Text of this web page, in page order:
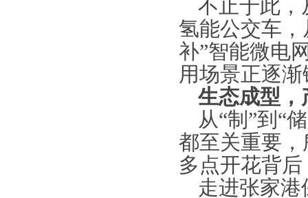
不止于此，
氢能公交车
补”智能微电
用场景正逐
生态成型，
从“制”到“
都至关重要
多点开花背后
走进张家